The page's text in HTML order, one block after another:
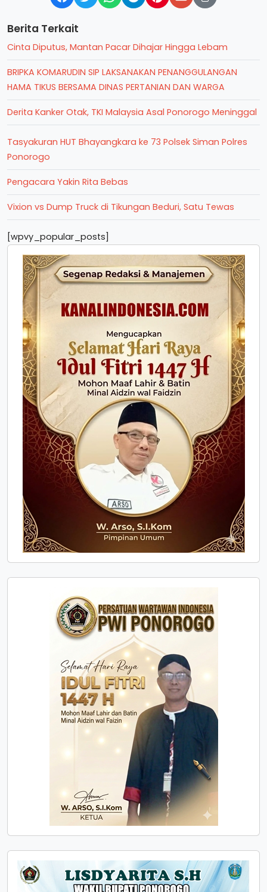
Berita Terkait
Cinta Diputus, Mantan Pacar Dihajar Hingga Lebam
BRIPKA KOMARUDIN SIP LAKSANAKAN PENANGGULANGAN
HAMA TIKUS BERSAMA DINAS PERTANIAN DAN WARGA
Derita Kanker Otak, TKI Malaysia Asal Ponorogo Meninggal
Tasyakuran HUT Bhayangkara ke 73 Polsek Siman Polres
Ponorogo
Pengacara Yakin Rita Bebas
Vixion vs Dump Truck di Tikungan Beduri, Satu Tewas
[wpvy_popular_posts]